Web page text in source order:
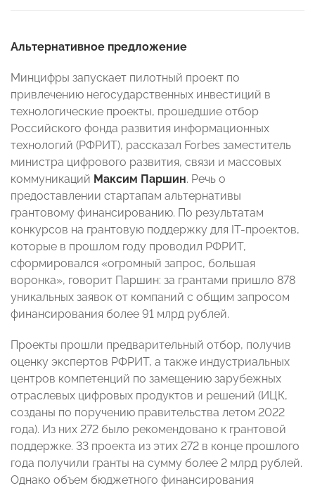
Альтернативное предложение
Минцифры запускает пилотный проект по
привлечению негосударственных инвестиций в
технологические проекты, прошедшие отбор
Российского фонда развития информационных
технологий (РФРИТ), рассказал Forbes заместитель
министра цифрового развития, связи и массовых
коммуникаций Максим Паршин. Речь о
предоставлении стартапам альтернативы
грантовому финансированию. По результатам
конкурсов на грантовую поддержку для IT-проектов,
которые в прошлом году проводил РФРИТ,
сформировался «огромный запрос, большая
воронка», говорит Паршин: за грантами пришло 878
уникальных заявок от компаний с общим запросом
финансирования более 91 млрд рублей.
Проекты прошли предварительный отбор, получив
оценку экспертов РФРИТ, а также индустриальных
центров компетенций по замещению зарубежных
отраслевых цифровых продуктов и решений (ИЦК,
созданы по поручению правительства летом 2022
года). Из них 272 было рекомендовано к грантовой
поддержке. 33 проекта из этих 272 в конце прошлого
года получили гранты на сумму более 2 млрд рублей.
Однако объем бюджетного финансирования